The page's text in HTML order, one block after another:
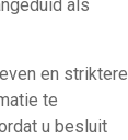
als
en striktere
te
u besluit